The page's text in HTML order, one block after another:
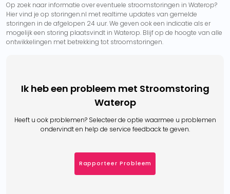
Op zoek naar informatie over eventuele stroomstoringen in Waterop?
Hier vind je op storingen.nl met realtime updates van gemelde
storingen in de afgelopen 24 uur. We geven ook een indicatie als er
mogelijk een storing plaatsvindt in Waterop. Blijf op de hoogte van alle
ontwikkelingen met betrekking tot stroomstoringen.
Ik heb een probleem met Stroomstoring
Waterop
Heeft u ook problemen? Selecteer de optie waarmee u problemen
ondervindt en help de service feedback te geven.
Rapporteer Probleem